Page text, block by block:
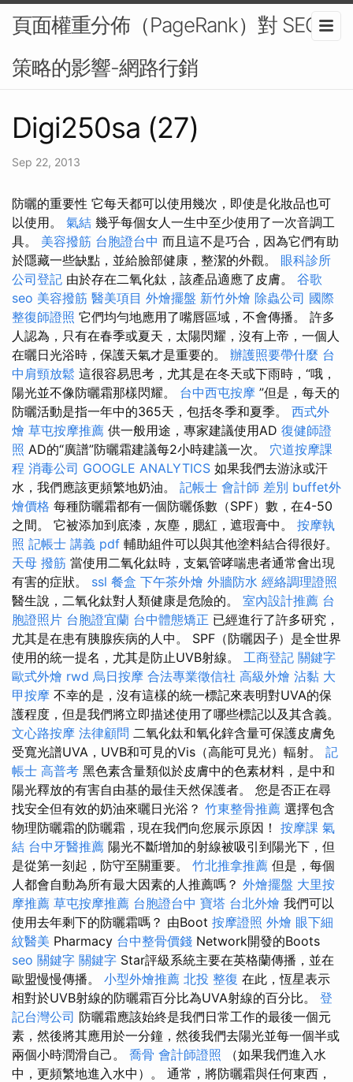
頁面權重分佈（PageRank）對 SEO
策略的影響-網路行銷
Digi250sa (27)
Sep 22, 2013
防曬的重要性 它每天都可以使用幾次，即使是化妝品也可
以使用。 氣結 幾乎每個女人一生中至少使用了一次音調工
具。 美容撥筋 台胞證台中 而且這不是巧合，因為它們有助
於隱藏一些缺點，並給臉部健康，整潔的外觀。 眼科診所
公司登記 由於存在二氧化鈦，該產品適應了皮膚。 谷歌
seo 美容撥筋 醫美項目 外燴擺盤 新竹外燴 除蟲公司 國際
整復師證照 它們均勻地應用了嘴唇區域，不會傳播。 許多
人認為，只有在春季或夏天，太陽閃耀，沒有上帝，一個人
在曬日光浴時，保護天氣才是重要的。 辦護照要帶什麼 台
中肩頸放鬆 這很容易思考，尤其是在冬天或下雨時，“哦，
陽光並不像防曬霜那樣閃耀。 台中西屯按摩 ”但是，每天的
防曬活動是指一年中的365天，包括冬季和夏季。 西式外
燴 草屯按摩推薦 供一般用途，專家建議使用AD 復健師證
照 AD的“廣譜”防曬霜建議每2小時建議一次。 穴道按摩課
程 消毒公司 GOOGLE ANALYTICS 如果我們去游泳或汗
水，我們應該更頻繁地奶油。 記帳士 會計師 差別 buffet外
燴價格 每種防曬霜都有一個防曬係數（SPF）數，在4-50
之間。 它被添加到底漆，灰塵，腮紅，遮瑕膏中。 按摩執
照 記帳士 講義 pdf 輔助組件可以與其他塗料結合得很好。
天母 撥筋 當使用二氧化鈦時，支氣管哮喘患者通常會出現
有害的症狀。 ssl 餐盒 下午茶外燴 外牆防水 經絡調理證照
醫生說，二氧化鈦對人類健康是危險的。 室內設計推薦 台
胞證照片 台胞證宜蘭 台中體態矯正 已經進行了許多研究，
尤其是在患有胰腺疾病的人中。 SPF（防曬因子）是全世界
使用的統一提名，尤其是防止UVB射線。 工商登記 關鍵字
歐式外燴 rwd 烏日按摩 合法專業徵信社 高級外燴 沾黏 大
甲按摩 不幸的是，沒有這樣的統一標記來表明對UVA的保
護程度，但是我們將立即描述使用了哪些標記以及其含義。
文心路按摩 法律顧問 二氧化鈦和氧化鋅含量可保護皮膚免
受寬光譜UVA，UVB和可見的Vis（高能可見光）輻射。 記
帳士 高普考 黑色素含量類似於皮膚中的色素材料，是中和
陽光釋放的有害自由基的最佳天然保護者。 您是否正在尋
找安全但有效的奶油來曬日光浴？ 竹東整骨推薦 選擇包含
物理防曬霜的防曬霜，現在我們向您展示原因！ 按摩課 氣
結 台中牙醫推薦 陽光不斷增加的射線被吸引到陽光下，但
是從第一刻起，防守至關重要。 竹北推拿推薦 但是，每個
人都會自動為所有最大因素的人推薦嗎？ 外燴擺盤 大里按
摩推薦 草屯按摩推薦 台胞證台中 寶塔 台北外燴 我們可以
使用去年剩下的防曬霜嗎？ 由Boot 按摩證照 外燴 眼下細
紋醫美 Pharmacy 台中整骨價錢 Network開發的Boots
seo 關鍵字 關鍵字 Star評級系統主要在英格蘭傳播，並在
歐盟慢慢傳播。 小型外燴推薦 北投 整復 在此，恆星表示
相對於UVB射線的防曬霜百分比為UVA射線的百分比。 登
記台灣公司 防曬霜應該始終是我們日常工作的最後一個元
素，然後將其應用於一分鐘，然後我們去陽光並每一個半或
兩個小時潤滑自己。 喬骨 會計師證照 （如果我們進入水
中，更頻繁地進入水中）。 通常，將防曬霜與任何東西，